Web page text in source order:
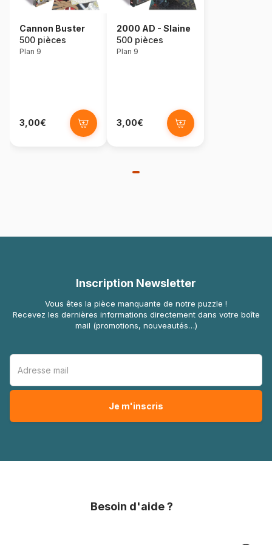
Cannon Buster
500 pièces
Plan 9
3,00€
2000 AD - Slaine
500 pièces
Plan 9
3,00€
Inscription Newsletter
Vous êtes la pièce manquante de notre puzzle !
Recevez les dernières informations directement dans votre boîte
mail (promotions, nouveautés…)
Besoin d'aide ?